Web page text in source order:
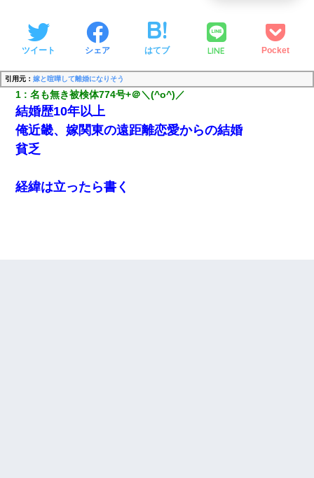
ツイート シェア はてブ LINE Pocket
引用元： 嫁と喧嘩して離婚になりそう
1 名も無き被検体774号+＠＼(^o^)／
結婚歴10年以上
俺近畿、嫁関東の遠距離恋愛からの結婚
貧乏
経緯は立ったら書く